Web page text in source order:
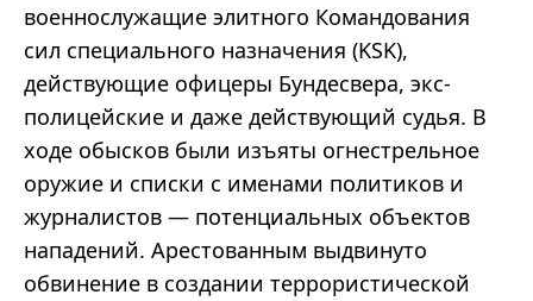
военнослужащие элитного Командования
сил специального назначения (KSK),
действующие офицеры Бундесвера, экс-
полицейские и даже действующий судья. В
ходе обысков были изъяты огнестрельное
оружие и списки с именами политиков и
журналистов — потенциальных объектов
нападений. Арестованным выдвинуто
обвинение в создании террористической